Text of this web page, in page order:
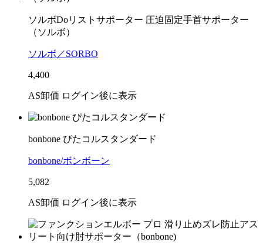
ソルボDoリストサポーター 圧迫固定手首サポーター
（ソルボ）
ソルボ／SORBO
4,400
AS卸価 ログイン後に表示
bonbone ぴたコルスタンダード
bonbone/ボンボーン
5,082
AS卸価 ログイン後に表示